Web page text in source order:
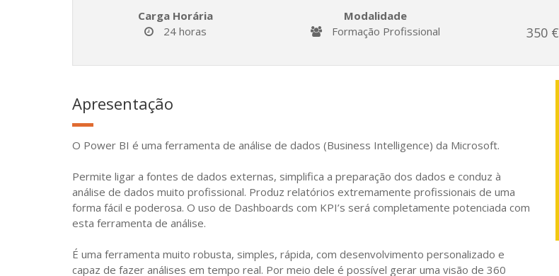
Carga Horária
24 horas
Modalidade
Formação Profissional
350 €
Apresentação
O Power BI é uma ferramenta de análise de dados (Business Intelligence) da Microsoft.
Permite ligar a fontes de dados externas, simplifica a preparação dos dados e conduz à
análise de dados muito profissional. Produz relatórios extremamente profissionais de uma
forma fácil e poderosa. O uso de Dashboards com KPI’s será completamente potenciada com
esta ferramenta de análise.
É uma ferramenta muito robusta, simples, rápida, com desenvolvimento personalizado e
capaz de fazer análises em tempo real. Por meio dele é possível gerar uma visão de 360